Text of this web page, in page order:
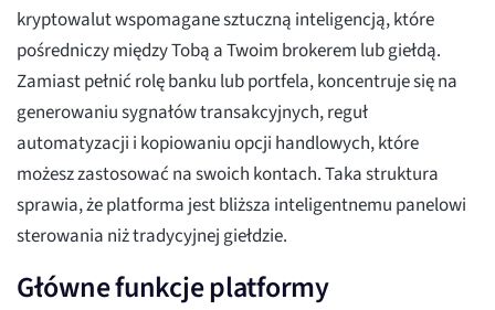
kryptowalut wspomagane sztuczną inteligencją, które
pośredniczy między Tobą a Twoim brokerem lub giełdą.
Zamiast pełnić rolę banku lub portfela, koncentruje się na
generowaniu sygnałów transakcyjnych, reguł
automatyzacji i kopiowaniu opcji handlowych, które
możesz zastosować na swoich kontach. Taka struktura
sprawia, że platforma jest bliższa inteligentnemu panelowi
sterowania niż tradycyjnej giełdzie.
Główne funkcje platformy